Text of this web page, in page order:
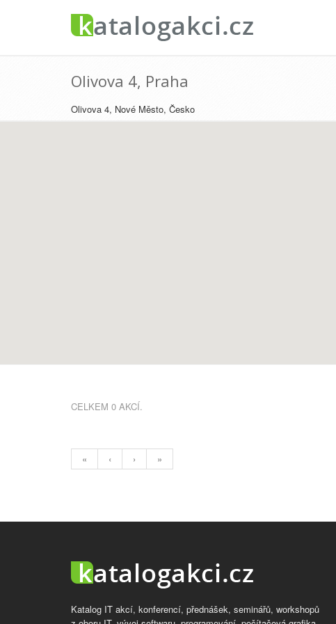
Olivova 4, Praha
Olivova 4, Nové Město, Česko
CELKEM 0 AKCÍ.
« ‹ › »
Katalog IT akcí, konferencí, přednášek, seminářů, workshopů